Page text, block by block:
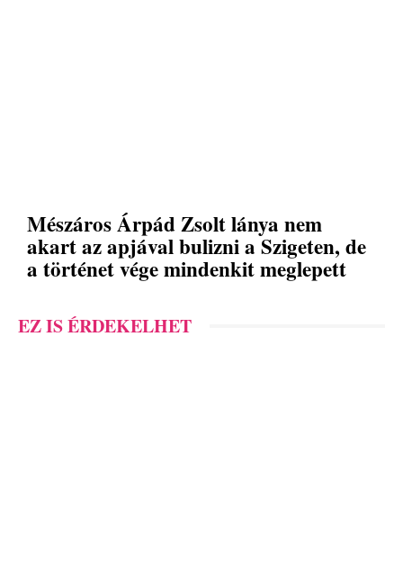
Mészáros Árpád Zsolt lánya nem
akart az apjával bulizni a Szigeten, de
a történet vége mindenkit meglepett
EZ IS ÉRDEKELHET